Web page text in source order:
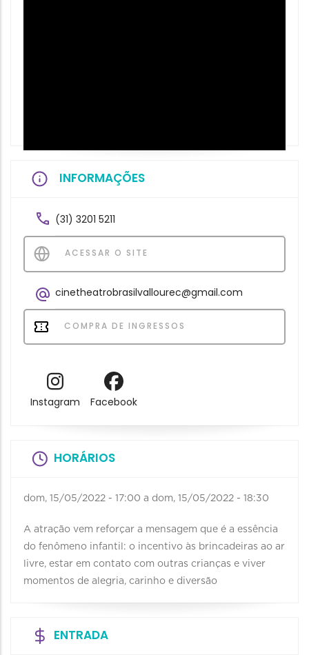
INFORMAÇÕES
(31) 3201 5211
ACESSAR O SITE
cinetheatrobrasilvallourec@gmail.com
COMPRA DE INGRESSOS
Instagram Facebook
HORÁRIOS
dom, 15/05/2022 - 17:00 a dom, 15/05/2022 - 18:30
A atração vem reforçar a mensagem que é a essência
do fenômeno infantil: o incentivo às brincadeiras ao ar
livre, estar em contato com outras crianças e viver
momentos de alegria, carinho e diversão
ENTRADA